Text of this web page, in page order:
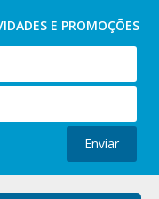
E PROMOÇÕES
Enviar